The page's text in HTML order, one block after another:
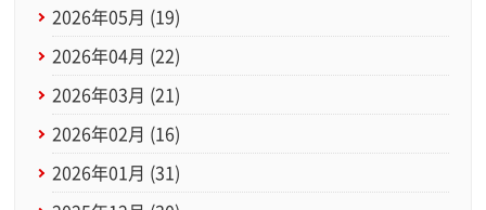
2026年05月 (19)
2026年04月 (22)
2026年03月 (21)
2026年02月 (16)
2026年01月 (31)